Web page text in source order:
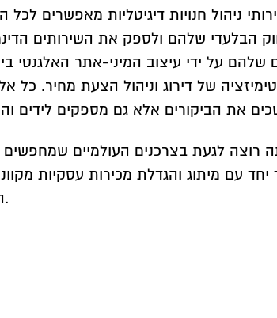
ניהול חנויות דיגיטליות מאפשרים לכל
הבלעדי שלהם ולספק את השירותים
שלהם על ידי עיצוב המיני-אתר האלגנטי
של דירוג וניהול הצעת מחיר. כל
רוצה לגעת בצרכנים העולמיים שמחפשים
עם מיתוג והגדלת מכירות עסקיות
היום כדי לעזור לך.